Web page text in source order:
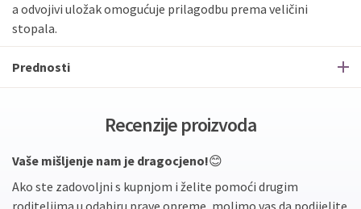
a odvojivi uložak omogućuje prilagodbu prema veličini
stopala.
Prednosti
Recenzije proizvoda
Vaše mišljenje nam je dragocjeno!😊
Ako ste zadovoljni s kupnjom i želite pomoći drugim
roditeljima u odabiru prave opreme, molimo vas da podijelite